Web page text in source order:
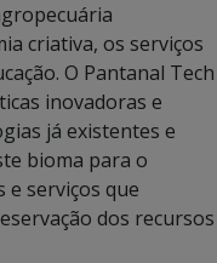
criativa, os serviços
O Pantanal Tech
inovadoras e
já existentes e
bioma para o
serviços que
dos recursos